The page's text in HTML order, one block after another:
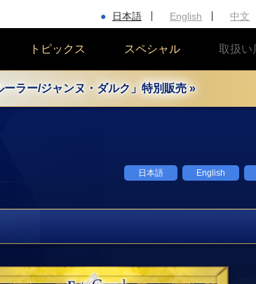
日本語 English 中文
トピックス スペシャル 取扱い
ーラー/ジャンヌ・ダルク」特別販売 »
日本語 English